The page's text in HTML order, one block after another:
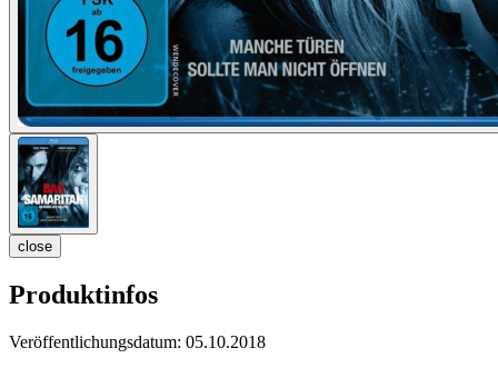
close
Produktinfos
Veröffentlichungsdatum: 05.10.2018